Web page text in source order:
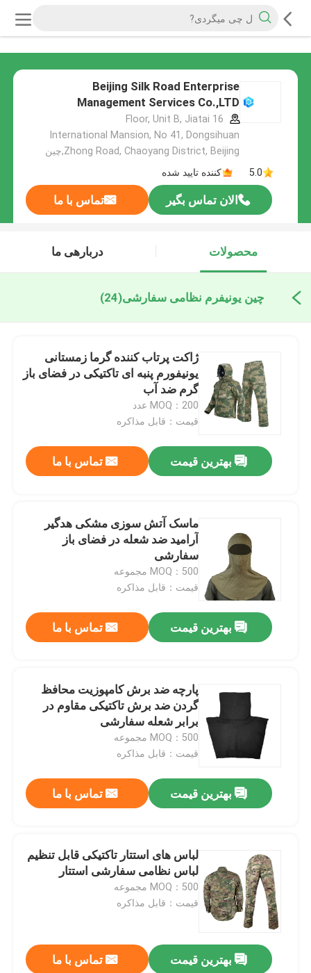
Beijing Silk Road Enterprise
Management Services Co.,LTD
16 Floor, Unit B, Jiatai
International Mansion, No 41, Dongsihuan
Zhong Road, Chaoyang District, Beijing,چین
5.0
کننده تایید شده
الان تماس بگیر تماس با ما
محصولات دربارهی ما
چین یونیفرم نظامی سفارشی(24)
ژاکت پرتاب کننده گرما زمستانی
یونیفورم پنبه ای تاکتیکی در فضای باز
گرم ضد آب
MOQ：200 عدد
قیمت：قابل مذاکره
بهترین قیمت تماس با ما
ماسک آتش سوزی مشکی هدگیر
آرامید ضد شعله در فضای باز
سفارشی
MOQ：500 مجموعه
قیمت：قابل مذاکره
بهترین قیمت تماس با ما
پارچه ضد برش کامپوزیت محافظ
گردن ضد برش تاکتیکی مقاوم در
برابر شعله سفارشی
MOQ：500 مجموعه
قیمت：قابل مذاکره
بهترین قیمت تماس با ما
لباس های استتار تاکتیکی قابل تنظیم
لباس نظامی سفارشی استتار
MOQ：500 مجموعه
قیمت：قابل مذاکره
بهترین قیمت تماس با ما